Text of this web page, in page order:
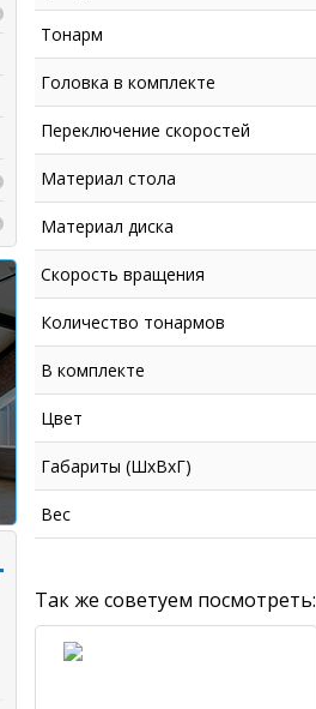
Тонарм
Головка в комплекте
Переключение скоростей
Материал стола
Материал диска
Скорость вращения
Количество тонармов
В комплекте
Цвет
Габариты (ШхВхГ)
Вес
Так же советуем посмотреть: